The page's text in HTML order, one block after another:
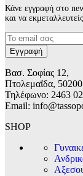
Κάνε εγγραφή στο
και να
Βασ. Σοφίας 12,
Πτολεμαΐδα, 50200
Τηλέφωνο: 2463
Email:
SHOP